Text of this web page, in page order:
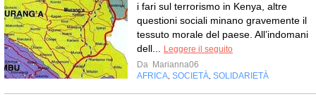
i fari sul terrorismo in Kenya, altre
questioni sociali minano gravemente il
tessuto morale del paese. All’indomani
dell...
Leggere il seguito
Da Marianna06
AFRICA SOCIETÀ SOLIDARIETÀ